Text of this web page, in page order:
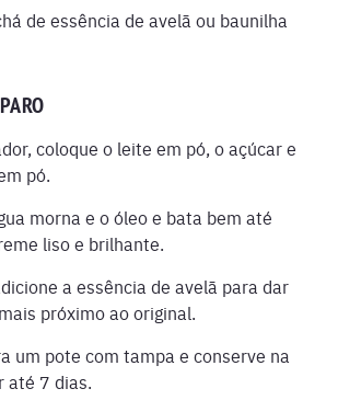
de essência de avelã ou baunilha
coloque o leite em pó, o açúcar e
pó.
morna e o óleo e bata bem até
liso e brilhante.
a essência de avelã para dar
próximo ao original.
um pote com tampa e conserve na
até 7 dias.